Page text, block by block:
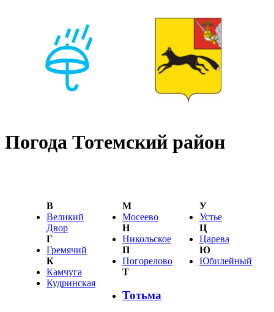
Погода Тотемский район
В
Великий
Двор
Г
Гремячий
К
Камчуга
Кудринская
М
Мосеево
Н
Никольское
П
Погорелово
Т
Тотьма
У
Устье
Ц
Царева
Ю
Юбилейный